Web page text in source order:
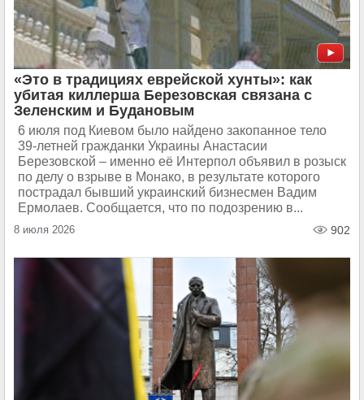
«Это в традициях еврейской хунты»: как
убитая киллерша Березовская связана с
Зеленским и Будановым
6 июля под Киевом было найдено закопанное тело
39-летней гражданки Украины Анастасии
Березовской – именно её Интерпол объявил в розыск
по делу о взрыве в Монако, в результате которого
пострадал бывший украинский бизнесмен Вадим
Ермолаев. Сообщается, что по подозрению в...
8 июля 2026 902